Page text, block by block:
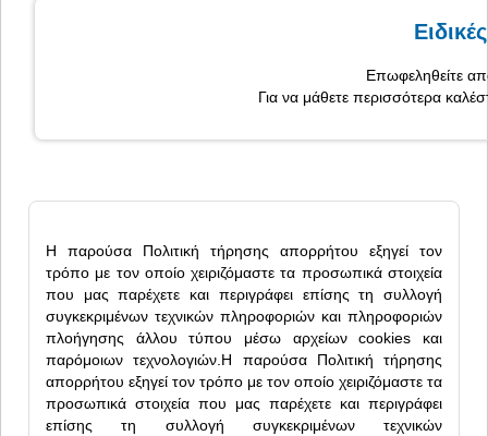
Επωφεληθείτε
Για να μάθετε περισσότερα
Η παρούσα Πολιτική τήρησης απορρήτου εξηγεί τον
τρόπο με τον οποίο χειριζόμαστε τα προσωπικά στοιχεία
που μας παρέχετε και περιγράφει επίσης τη συλλογή
συγκεκριμένων τεχνικών πληροφοριών και πληροφοριών
πλοήγησης άλλου τύπου μέσω αρχείων cookies και
παρόμοιων τεχνολογιών.Η παρούσα Πολιτική τήρησης
απορρήτου εξηγεί τον τρόπο με τον οποίο χειριζόμαστε τα
προσωπικά στοιχεία που μας παρέχετε και περιγράφει
επίσης τη συλλογή συγκεκριμένων τεχνικών